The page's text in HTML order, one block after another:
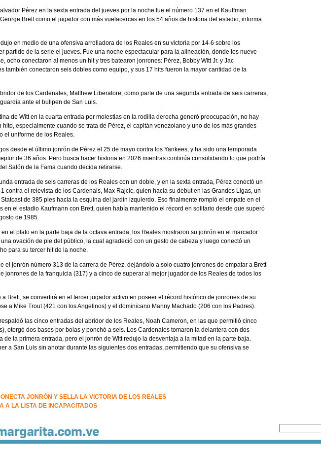
Pérez en la sexta entrada del jueves por la noche fue el número 137 en el Kauffman
Brett como el jugador con más vuelacercas en los 54 años de historia del estadio, informa
en medio de una ofensiva arrolladora de los Reales en su victoria por 14-6 sobre los
partido de la serie el jueves. Fue una noche espectacular para la alineación, donde los nueve
ocho conectaron al menos un hit y tres batearon jonrones: Pérez, Bobby Witt Jr. y Jac
también conectaron seis dobles como equipo, y sus 17 hits fueron la mayor cantidad de la
de los Cardenales, Matthew Liberatore, como parte de una segunda entrada de seis carreras,
ante el bullpen de San Luis.
de Witt en la cuarta entrada por molestias en la rodilla derecha generó preocupación, no hay
hito, especialmente cuando se trata de Pérez, el capitán venezolano y uno de los más grandes
el uniforme de los Reales.
desde el último jonrón de Pérez el 25 de mayo contra los Yankees, y ha sido una temporada
de 36 años. Pero busca hacer historia en 2026 mientras continúa consolidando lo que podría
Salón de la Fama cuando decida retirarse.
entrada de seis carreras de los Reales con un doble, y en la sexta entrada, Pérez conectó un
contra el relevista de los Cardenals, Max Rajcic, quien hacía su debut en las Grandes Ligas, un
de 385 pies hacia la esquina del jardín izquierdo. Eso finalmente rompió el empate en el
en el estadio Kaufmann con Brett, quien había mantenido el récord en solitario desde que superó
de 1985.
el plato en la parte baja de la octava entrada, los Reales mostraron su jonrón en el marcador
ovación de pie del público, la cual agradeció con un gesto de cabeza y luego conectó un
para su tercer hit de la noche.
el jonrón número 313 de la carrera de Pérez, dejándolo a solo cuatro jonrones de empatar a Brett
jonrones de la franquicia (317) y a cinco de superar al mejor jugador de los Reales de todos los
Brett, se convertirá en el tercer jugador activo en poseer el récord histórico de jonrones de su
a Mike Trout (421 con los Angelinos) y el dominicano Manny Machado (206 con los Padres).
las cinco entradas del abridor de los Reales, Noah Cameron, en las que permitió cinco
otorgó dos bases por bolas y ponchó a seis. Los Cardenales tomaron la delantera con dos
de la primera entrada, pero el jonrón de Witt redujo la desventaja a la mitad en la parte baja.
a San Luis sin anotar durante las siguientes dos entradas, permitiendo que su ofensiva se
JONRÓN Y SELLA LA VICTORIA DE LOS REALES
A LA LISTA DE INCAPACITADOS